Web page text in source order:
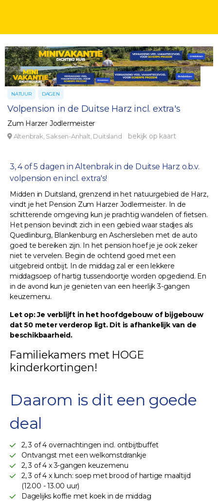
NATUUR DAGEN
Volpension in de Duitse Harz incl. extra's
Zum Harzer Jodlermeister
Altenbrak, Saksen-Anhalt, Duitsland bekijk op kaart
3, 4 of 5 dagen in Altenbrak in de Duitse Harz o.b.v.
volpension en incl. extra's!
Midden in Duitsland, grenzend in het natuurgebied de Harz,
vindt je het Pension Zum Harzer Jodlermeister. In de
schitterende omgeving kun je prachtig wandelen of fietsen.
Het pension bevindt zich in een gebied waar stadjes als
Quedlinburg, Blankenburg en Aschersleben met de auto
goed te bereiken zijn. In het pension hoef je je ook zeker
niet te vervelen. Begin de ochtend goed met een
uitgebreid ontbijt. In de middag zal er een lekkere
middagsoep of hartig tussendoortje worden opgediend. En
in de avond kun je genieten van een heerlijk 3-gangen
keuzemenu.
Let op: Je verblijft in het hoofdgebouw of bijgebouw
dat 50 meter verderop ligt. Dit is afhankelijk van de
beschikbaarheid.
Familiekamers met HOGE
kinderkortingen!
Daarom is dit een goede
deal
2, 3 of 4 overnachtingen incl. ontbijtbuffet
Ontvangst met een welkomstdrankje
2, 3 of 4 x 3-gangen keuzemenu
2, 3 of 4 x lunch: soep met brood of hartige maaltijd
(12.00 - 13.00 uur)
Dagelijks koffie met koek in de middag